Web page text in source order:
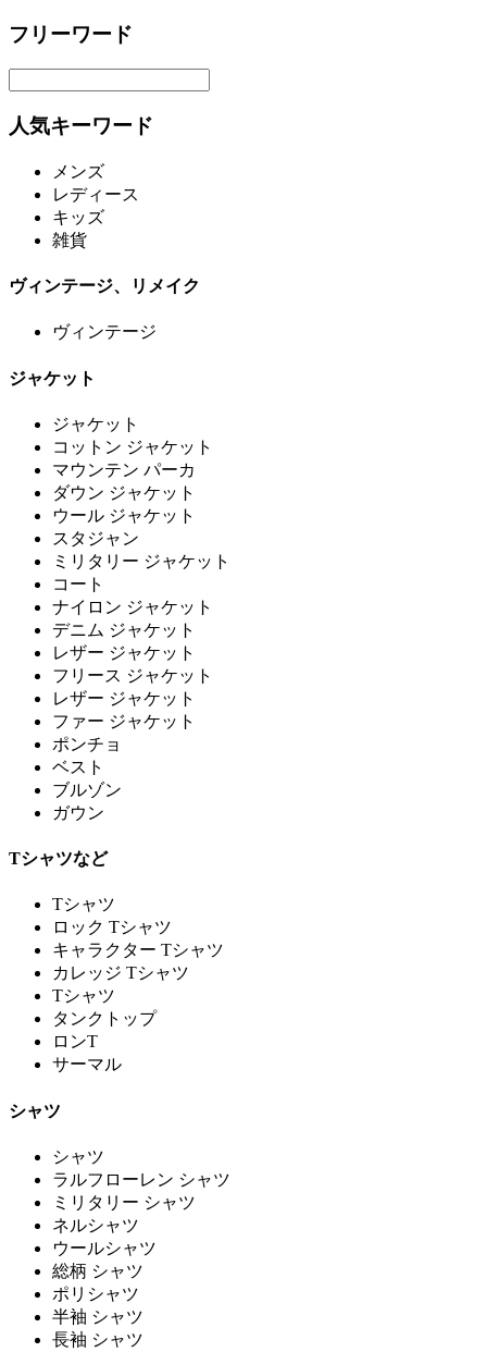
フリーワード
人気キーワード
メンズ
レディース
キッズ
雑貨
ヴィンテージ、リメイク
ヴィンテージ
ジャケット
ジャケット
コットン ジャケット
マウンテン パーカ
ダウン ジャケット
ウール ジャケット
スタジャン
ミリタリー ジャケット
コート
ナイロン ジャケット
デニム ジャケット
レザー ジャケット
フリース ジャケット
レザー ジャケット
ファー ジャケット
ポンチョ
ベスト
ブルゾン
ガウン
Tシャツなど
Tシャツ
ロック Tシャツ
キャラクター Tシャツ
カレッジ Tシャツ
Tシャツ
タンクトップ
ロンT
サーマル
シャツ
シャツ
ラルフローレン シャツ
ミリタリー シャツ
ネルシャツ
ウールシャツ
総柄 シャツ
ポリシャツ
半袖 シャツ
長袖 シャツ